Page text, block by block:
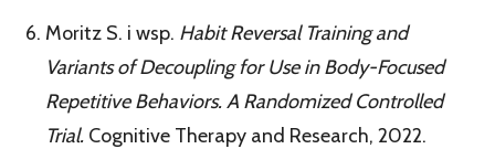
Moritz S. i wsp. Habit Reversal Training and
Variants of Decoupling for Use in Body-Focused
Repetitive Behaviors. A Randomized Controlled
Trial. Cognitive Therapy and Research, 2022.